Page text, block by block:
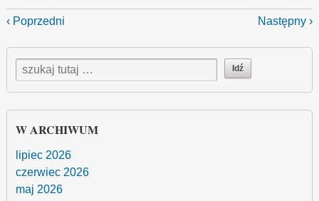
‹ Poprzedni Następny ›
W ARCHIWUM
lipiec 2026
czerwiec 2026
maj 2026